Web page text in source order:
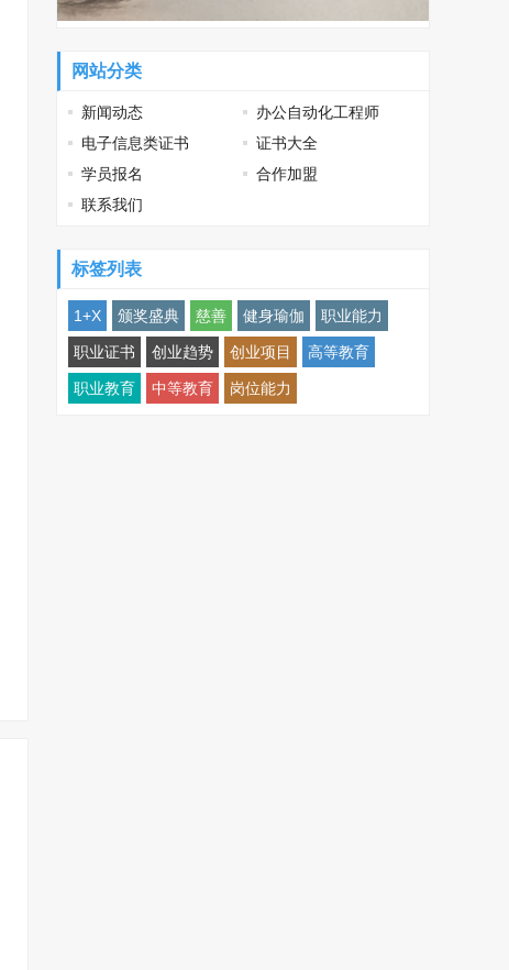
网站分类
新闻动态
办公自动化工程师
电子信息类证书
证书大全
学员报名
合作加盟
联系我们
标签列表
1+X 颁奖盛典 慈善 健身瑜伽 职业能力
职业证书 创业趋势 创业项目 高等教育
职业教育 中等教育 岗位能力